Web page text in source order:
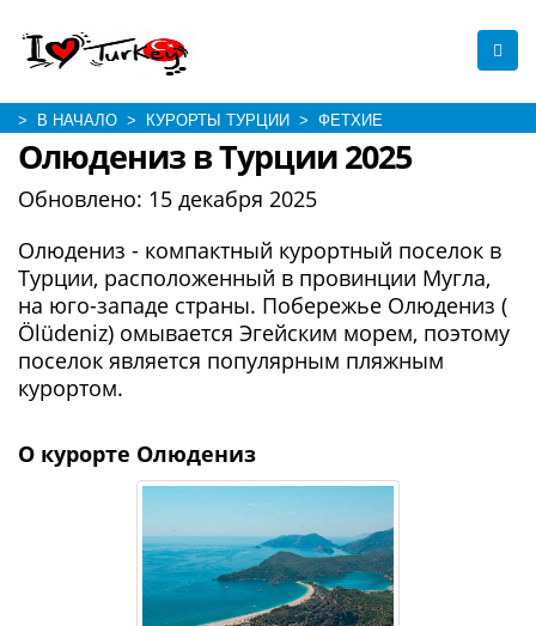
> В НАЧАЛО > КУРОРТЫ ТУРЦИИ > ФЕТХИЕ
Олюдениз в Турции 2025
Обновлено: 15 декабря 2025
Олюдениз - компактный курортный поселок в
Турции, расположенный в провинции Мугла,
на юго-западе страны. Побережье Олюдениз (
Ölüdeniz) омывается Эгейским морем, поэтому
поселок является популярным пляжным
курортом.
О курорте Олюдениз